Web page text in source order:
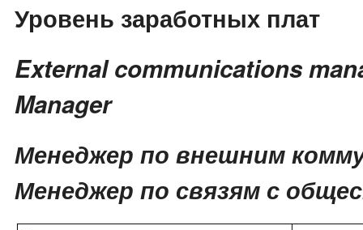
Уровень заработных плат
External communications
Manager
Менеджер по внешним
Менеджер по связям с